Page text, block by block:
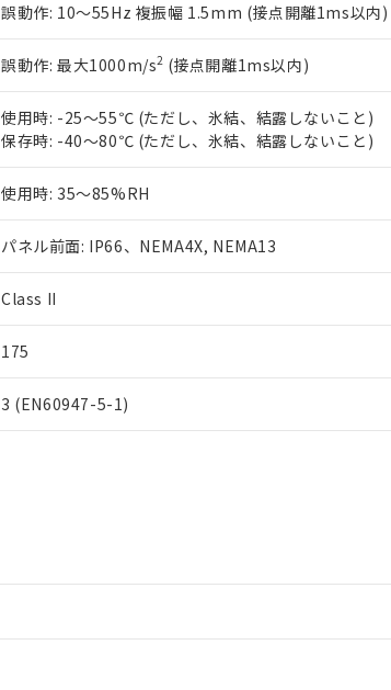
誤動作: 10～55Hz 複振幅 1.5mm (接点開離1ms以内)
誤動作: 最大1000m/s2 (接点開離1ms以内)
使用時: -25～55℃ (ただし、氷結、結露しないこと)
保存時: -40～80℃ (ただし、氷結、結露しないこと)
使用時: 35～85%RH
パネル前面: IP66、NEMA4X, NEMA13
Class II
175
3 (EN60947-5-1)